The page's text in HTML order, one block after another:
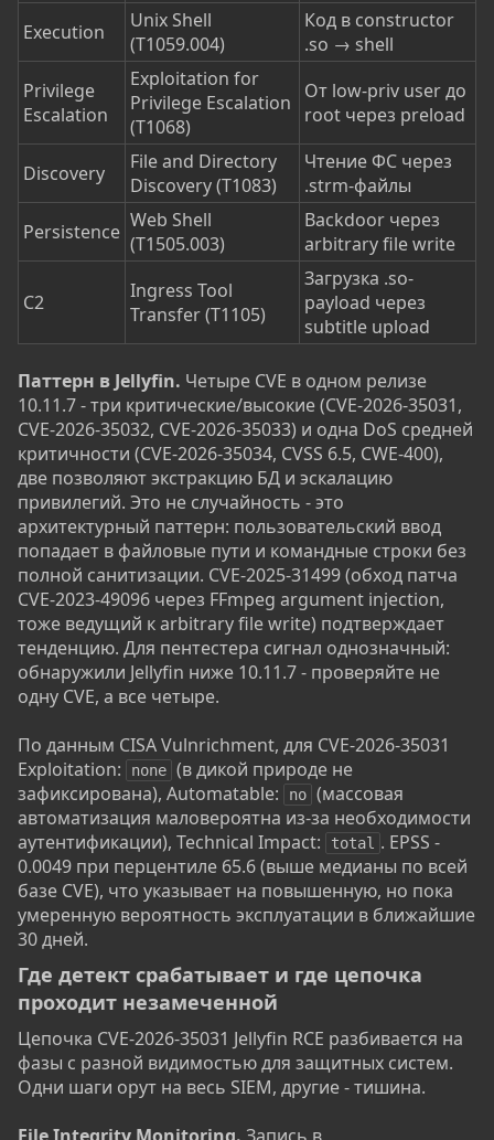
Execution
Unix Shell
(T1059.004)
Код в constructor
.so → shell
Privilege
Escalation
Exploitation for
Privilege Escalation
(T1068)
От low-priv user до
root через preload
Discovery
File and Directory
Discovery (T1083)
Чтение ФС через
.strm-файлы
Persistence Web Shell
(T1505.003)
Backdoor через
arbitrary file write
C2
Ingress Tool
Transfer (T1105)
Загрузка .so-
payload через
subtitle upload
Паттерн в Jellyfin. Четыре CVE в одном релизе
10.11.7 - три критические/высокие (CVE-2026-35031,
CVE-2026-35032, CVE-2026-35033) и одна DoS средней
критичности (CVE-2026-35034, CVSS 6.5, CWE-400),
две позволяют экстракцию БД и эскалацию
привилегий. Это не случайность - это
архитектурный паттерн: пользовательский ввод
попадает в файловые пути и командные строки без
полной санитизации. CVE-2025-31499 (обход патча
CVE-2023-49096 через FFmpeg argument injection,
тоже ведущий к arbitrary file write) подтверждает
тенденцию. Для пентестера сигнал однозначный:
обнаружили Jellyfin ниже 10.11.7 - проверяйте не
одну CVE, а все четыре.
По данным CISA Vulnrichment, для CVE-2026-35031
Exploitation:
none (в дикой природе не
зафиксирована), Automatable:
no (массовая
автоматизация маловероятна из-за необходимости
аутентификации), Technical Impact:
total . EPSS -
0.0049 при перцентиле 65.6 (выше медианы по всей
базе CVE), что указывает на повышенную, но пока
умеренную вероятность эксплуатации в ближайшие
30 дней.
Где детект срабатывает и где цепочка
проходит незамеченной​
Цепочка CVE-2026-35031 Jellyfin RCE разбивается на
фазы с разной видимостью для защитных систем.
Одни шаги орут на весь SIEM, другие - тишина.